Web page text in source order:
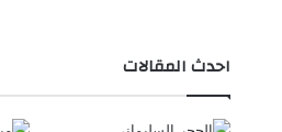
احدث المقالات